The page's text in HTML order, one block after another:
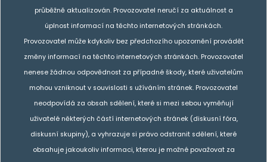
průběžně aktualizován. Provozovatel neručí za aktuálnost a
úplnost informací na těchto internetových stránkách.
Provozovatel může kdykoliv bez předchozího upozornění provádět
změny informací na těchto internetových stránkách. Provozovatel
nenese žádnou odpovědnost za případné škody, které uživatelům
mohou vzniknout v souvislosti s užíváním stránek. Provozovatel
neodpovídá za obsah sdělení, které si mezi sebou vyměňují
uživatelé některých částí internetových stránek (diskusní fóra,
diskusní skupiny), a vyhrazuje si právo odstranit sdělení, které
obsahuje jakoukoliv informaci, kterou je možné považovat za